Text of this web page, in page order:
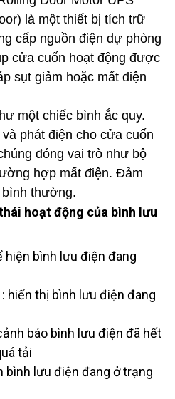
là một thiết bị tích trữ
cấp nguồn điện dự phòng
cửa cuốn hoạt động được
sụt giảm hoặc mất điện
một chiếc bình ắc quy.
phát điện cho cửa cuốn
đóng vai trò như bộ
hợp mất điện. Đảm
bình thường.
hoạt động của bình lưu
hiện bình lưu điện đang
hiển thị bình lưu điện đang
báo bình lưu điện đã hết
tải
bình lưu điện đang ở trạng